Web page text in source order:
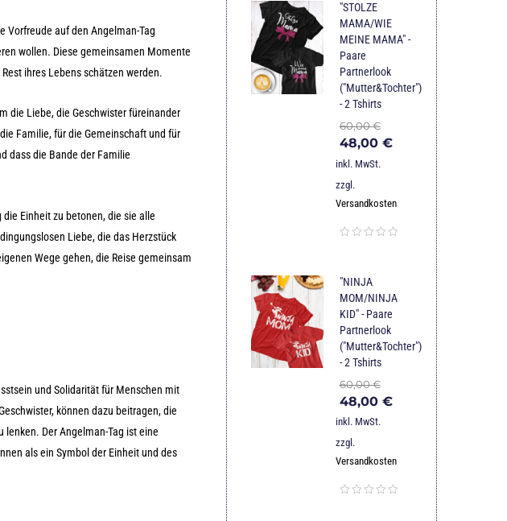
Vorfreude auf den Angelman-Tag
wollen. Diese gemeinsamen Momente
ihres Lebens schätzen werden.
die Liebe, die Geschwister füreinander
Familie, für die Gemeinschaft und für
dass die Bande der Familie
Einheit zu betonen, die sie alle
Liebe, die das Herzstück
Wege gehen, die Reise gemeinsam
und Solidarität für Menschen mit
können dazu beitragen, die
Der Angelman-Tag ist eine
als ein Symbol der Einheit und des
"STOLZE
MAMA/WIE
MEINE MAMA" -
Paare
Partnerlook
("Mutter&Tochter")
- 2 Tshirts
60,00€
48,00 €
inkl. MwSt.
zzgl.
Versandkosten
"NINJA
MOM/NINJA
KID" - Paare
Partnerlook
("Mutter&Tochter")
- 2 Tshirts
60,00€
48,00 €
inkl. MwSt.
zzgl.
Versandkosten